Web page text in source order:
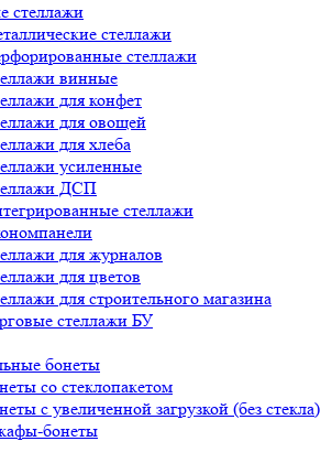
стеллажи
стеллажи
стеллажи
винные
для конфет
для овощей
для хлеба
усиленные
ДСП
стеллажи
для журналов
для цветов
для строительного магазина
стеллажи БУ
бонеты
со стеклопакетом
с увеличенной загрузкой (без стекла)
бонеты